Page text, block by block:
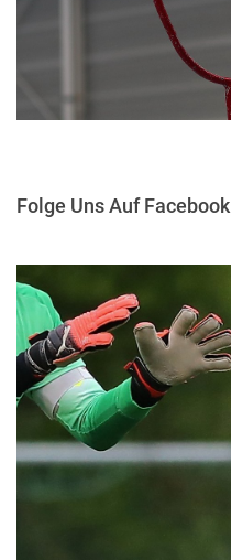
Folge Uns Auf Facebook